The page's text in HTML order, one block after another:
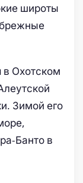
широты
в Охотском
Зимой его
Банто в